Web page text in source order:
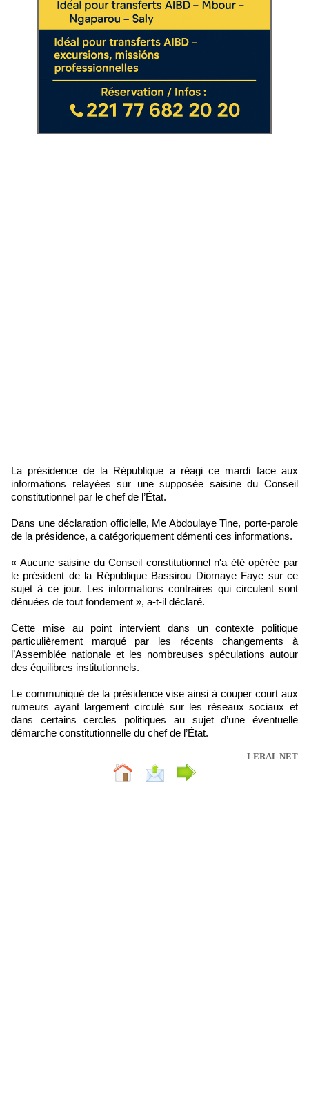
La présidence de la République a réagi ce mardi face aux
informations relayées sur une supposée saisine du Conseil
constitutionnel par le chef de l’État.
Dans une déclaration officielle, Me Abdoulaye Tine, porte-parole
de la présidence, a catégoriquement démenti ces informations.
« Aucune saisine du Conseil constitutionnel n'a été opérée par
le président de la République Bassirou Diomaye Faye sur ce
sujet à ce jour. Les informations contraires qui circulent sont
dénuées de tout fondement », a-t-il déclaré.
Cette mise au point intervient dans un contexte politique
particulièrement marqué par les récents changements à
l’Assemblée nationale et les nombreuses spéculations autour
des équilibres institutionnels.
Le communiqué de la présidence vise ainsi à couper court aux
rumeurs ayant largement circulé sur les réseaux sociaux et
dans certains cercles politiques au sujet d’une éventuelle
démarche constitutionnelle du chef de l’État.
LERAL NET